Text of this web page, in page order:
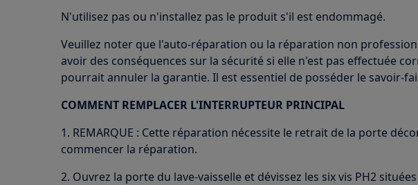
N'utilisez pas ou n'installez pas le produit s'il est endommagé.
Veuillez noter que l'auto-réparation ou la réparation non
avoir des conséquences sur la sécurité si elle n'est pas effectuée
pourrait annuler la garantie. Il est essentiel de posséder le savoir-
COMMENT REMPLACER L'INTERRUPTEUR PRINCIPAL
1. REMARQUE : Cette réparation nécessite le retrait de la porte
commencer la réparation.
2. Ouvrez la porte du lave-vaisselle et dévissez les six vis PH2